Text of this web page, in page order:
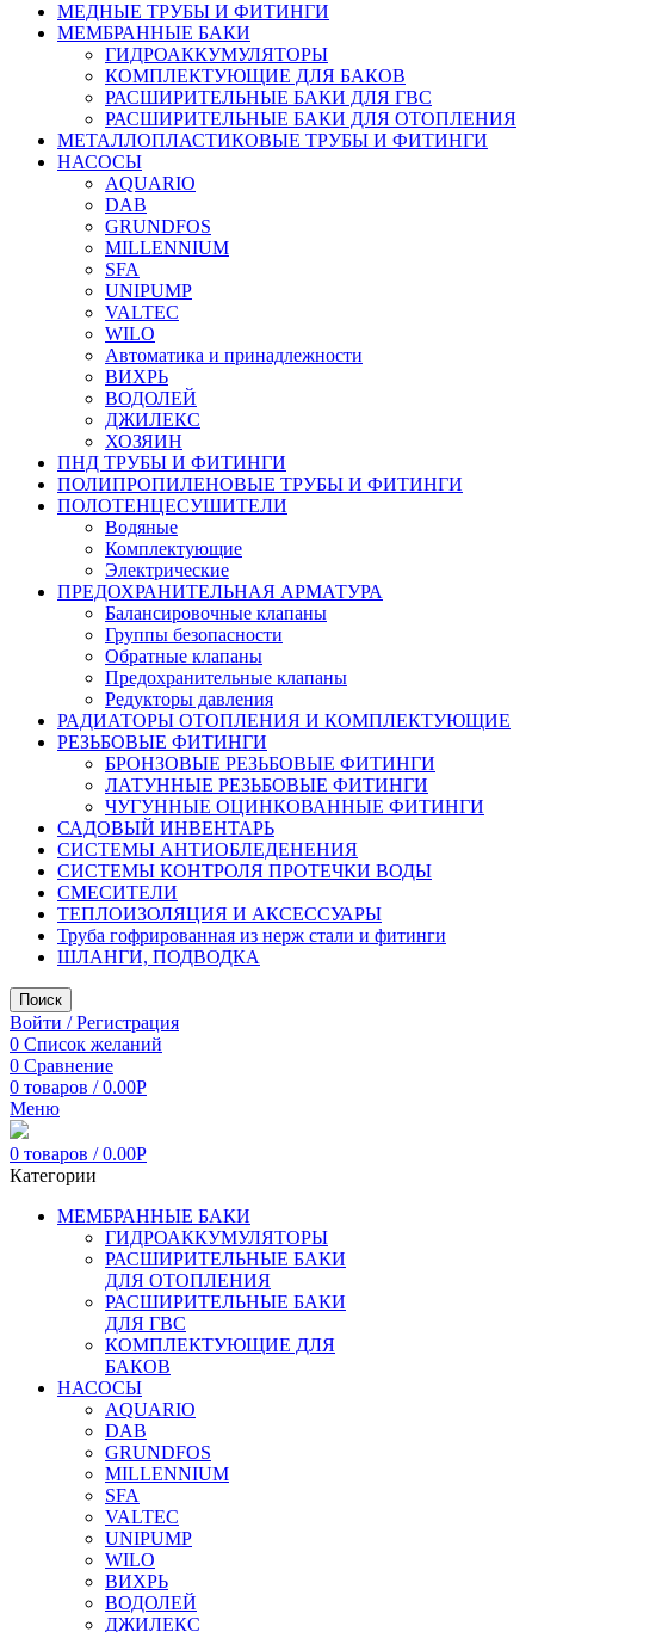
МЕДНЫЕ ТРУБЫ И ФИТИНГИ
МЕМБРАННЫЕ БАКИ
ГИДРОАККУМУЛЯТОРЫ
КОМПЛЕКТУЮЩИЕ ДЛЯ БАКОВ
РАСШИРИТЕЛЬНЫЕ БАКИ ДЛЯ ГВС
РАСШИРИТЕЛЬНЫЕ БАКИ ДЛЯ ОТОПЛЕНИЯ
МЕТАЛЛОПЛАСТИКОВЫЕ ТРУБЫ И ФИТИНГИ
НАСОСЫ
AQUARIO
DAB
GRUNDFOS
MILLENNIUM
SFA
UNIPUMP
VALTEC
WILO
Автоматика и принадлежности
ВИХРЬ
ВОДОЛЕЙ
ДЖИЛЕКС
ХОЗЯИН
ПНД ТРУБЫ И ФИТИНГИ
ПОЛИПРОПИЛЕНОВЫЕ ТРУБЫ И ФИТИНГИ
ПОЛОТЕНЦЕСУШИТЕЛИ
Водяные
Комплектующие
Электрические
ПРЕДОХРАНИТЕЛЬНАЯ АРМАТУРА
Балансировочные клапаны
Группы безопасности
Обратные клапаны
Предохранительные клапаны
Редукторы давления
РАДИАТОРЫ ОТОПЛЕНИЯ И КОМПЛЕКТУЮЩИЕ
РЕЗЬБОВЫЕ ФИТИНГИ
БРОНЗОВЫЕ РЕЗЬБОВЫЕ ФИТИНГИ
ЛАТУННЫЕ РЕЗЬБОВЫЕ ФИТИНГИ
ЧУГУННЫЕ ОЦИНКОВАННЫЕ ФИТИНГИ
САДОВЫЙ ИНВЕНТАРЬ
СИСТЕМЫ АНТИОБЛЕДЕНЕНИЯ
СИСТЕМЫ КОНТРОЛЯ ПРОТЕЧКИ ВОДЫ
СМЕСИТЕЛИ
ТЕПЛОИЗОЛЯЦИЯ И АКСЕССУАРЫ
Труба гофрированная из нерж стали и фитинги
ШЛАНГИ, ПОДВОДКА
Поиск
Войти / Регистрация
0 Список желаний
0 Сравнение
0 товаров / 0.00Р
Меню
0 товаров / 0.00Р
Категории
МЕМБРАННЫЕ БАКИ
ГИДРОАККУМУЛЯТОРЫ
РАСШИРИТЕЛЬНЫЕ БАКИ
ДЛЯ ОТОПЛЕНИЯ
РАСШИРИТЕЛЬНЫЕ БАКИ
ДЛЯ ГВС
КОМПЛЕКТУЮЩИЕ ДЛЯ
БАКОВ
НАСОСЫ
AQUARIO
DAB
GRUNDFOS
MILLENNIUM
SFA
VALTEC
UNIPUMP
WILO
ВИХРЬ
ВОДОЛЕЙ
ДЖИЛЕКС